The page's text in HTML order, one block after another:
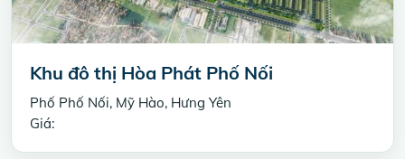
Khu đô thị Hòa Phát Phố Nối
Phố Phố Nối, Mỹ Hào, Hưng Yên
Giá: